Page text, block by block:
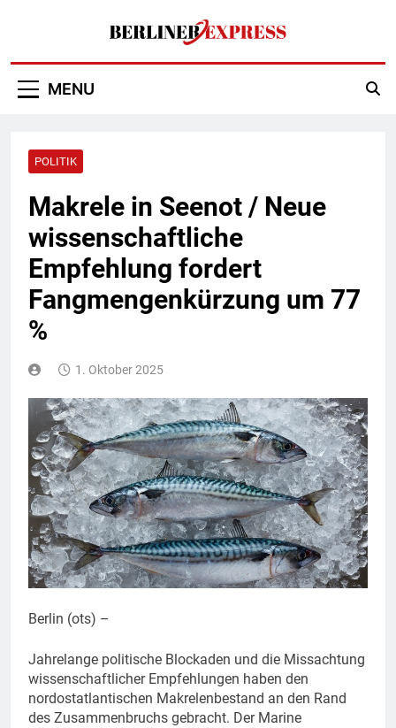
Berliner Express
MENU
POLITIK
Makrele in Seenot / Neue
wissenschaftliche
Empfehlung fordert
Fangmengenkürzung um 77
%
1. Oktober 2025
Berlin (ots) –
Jahrelange politische Blockaden und die Missachtung
wissenschaftlicher Empfehlungen haben den
nordostatlantischen Makrelenbestand an den Rand
des Zusammenbruchs gebracht. Der Marine